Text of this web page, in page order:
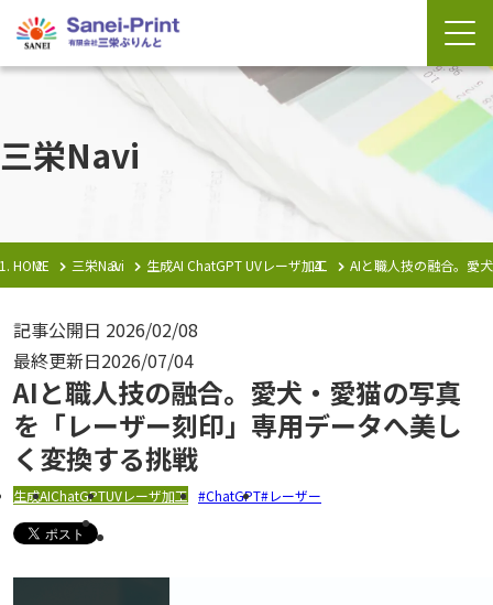
三栄Navi
HOME 三栄Navi 生成AI ChatGPTUVレーザ加工 AIと職人技の融合。愛
記事公開日 2026/02/08
最終更新日2026/07/04
AIと職人技の融合。愛犬・愛猫の写真
を「レーザー刻印」専用データへ美し
く変換する挑戦
生成AIChatGPTUVレーザ加工 ChatGPT レーザー